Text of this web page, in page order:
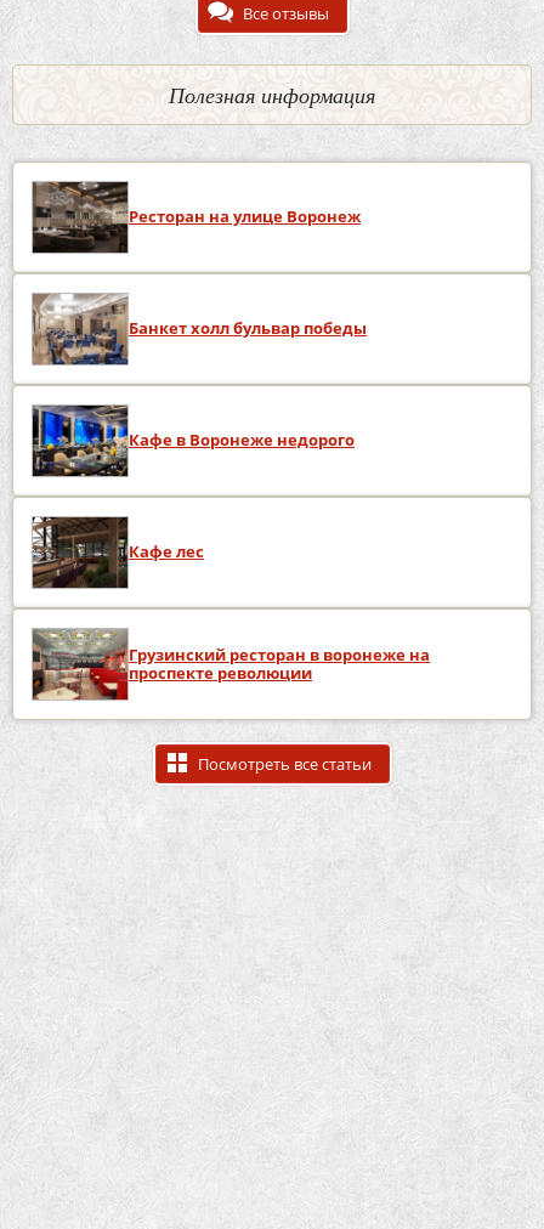
Все отзывы
Полезная информация
Ресторан на улице Воронеж
Банкет холл бульвар победы
Кафе в Воронеже недорого
Кафе лес
Грузинский ресторан в воронеже на
проспекте революции
Посмотреть все статьи